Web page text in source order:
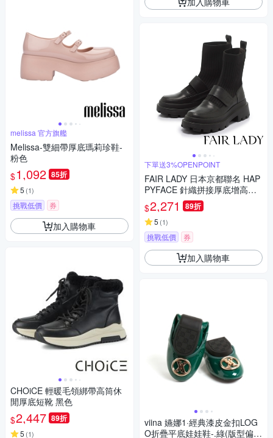
melissa 官方旗艦
Melissa-雙細帶厚底瑪莉珍鞋-
粉色
$1,092 85折
5 (1)
挑戰低價 券
加入購物車
CHOiCE 輕暖毛領綁帶高筒休
閒厚底短靴 黑色
$2,447 89折
5 (1)
下單送3%OPENPOINT
FAIR LADY 日本京都聯名 HAP
PYFACE 針織拼接厚底增高襪
靴 黑(7A2947)
$2,271 89折
5 (1)
挑戰低價 券
加入購物車
viina 嬿娜1·經典漆皮金扣LOG
O折疊平底娃娃鞋-.綠(版型偏小